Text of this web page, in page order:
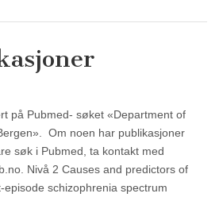
på Pubmed- søket «Department of
Om noen har publikasjoner
søk i Pubmed, ta kontakt med
Nivå 2 Causes and predictors of
schizophrenia spectrum